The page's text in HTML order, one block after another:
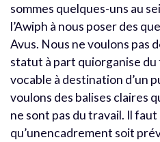
sommes quelques-uns au
l’Awiph à nous poser des
Avus. Nous ne voulons pas
statut à part quiorganise du
vocable à destination d’un
voulons des balises claires
ne sont pas du travail. Il faut
qu’unencadrement soit